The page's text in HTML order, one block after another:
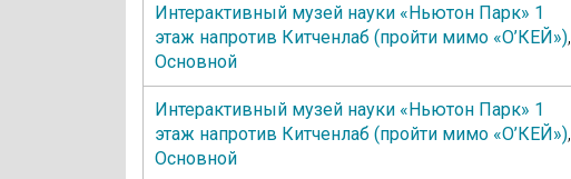
Интерактивный музей науки «Ньютон Парк» 1
этаж напротив Китченлаб (пройти мимо «О’КЕЙ»),
Основной
Интерактивный музей науки «Ньютон Парк» 1
этаж напротив Китченлаб (пройти мимо «О’КЕЙ»),
Основной